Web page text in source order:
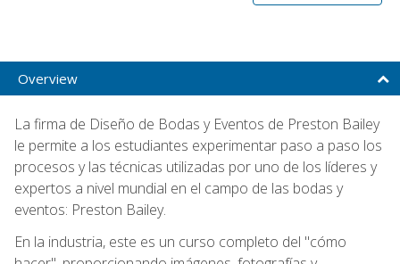
Overview
La firma de Diseño de Bodas y Eventos de Preston Bailey
le permite a los estudiantes experimentar paso a paso los
procesos y las técnicas utilizadas por uno de los líderes y
expertos a nivel mundial en el campo de las bodas y
eventos: Preston Bailey.
En la industria, este es un curso completo del "cómo